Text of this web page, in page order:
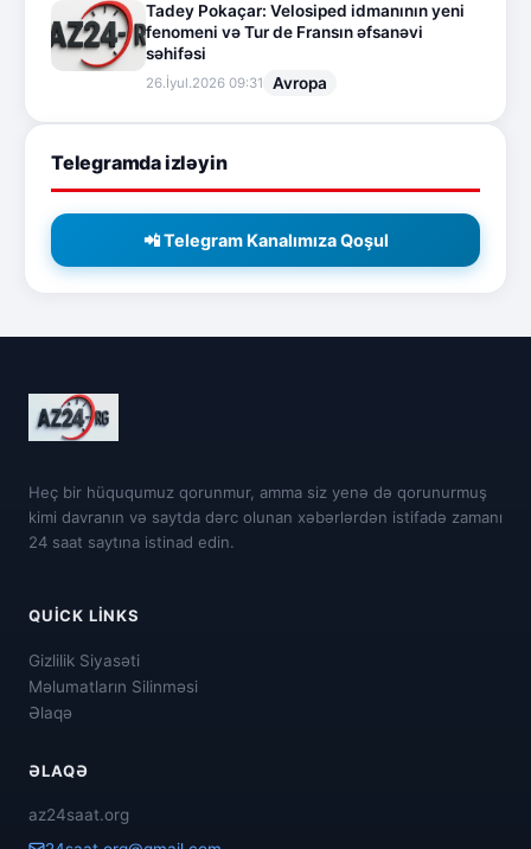
Tadey Pokaçar: Velosiped idmanının yeni
fenomeni və Tur de Fransın əfsanəvi
səhifəsi
26.İyul.2026 09:31 Avropa
Telegramda izləyin
📲 Telegram Kanalımıza Qoşul
Heç bir hüququmuz qorunmur, amma siz yenə də qorunurmuş
kimi davranın və saytda dərc olunan xəbərlərdən istifadə zamanı
24 saat saytına istinad edin.
QUICK LINKS
Gizlilik Siyasəti
Məlumatların Silinməsi
Əlaqə
ƏLAQƏ
az24saat.org